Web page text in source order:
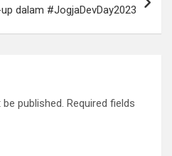
dalam #JogjaDevDay2023
published. Required fields